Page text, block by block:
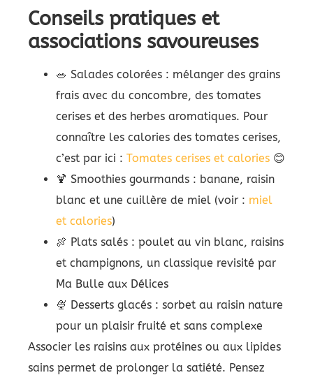
Conseils pratiques et
associations savoureuses
🥗 Salades colorées : mélanger des grains
frais avec du concombre, des tomates
cerises et des herbes aromatiques. Pour
connaître les calories des tomates cerises,
c’est par ici : Tomates cerises et calories 😊
🍹 Smoothies gourmands : banane, raisin
blanc et une cuillère de miel (voir : miel
et calories)
🍖 Plats salés : poulet au vin blanc, raisins
et champignons, un classique revisité par
Ma Bulle aux Délices
🍨 Desserts glacés : sorbet au raisin nature
pour un plaisir fruité et sans complexe
Associer les raisins aux protéines ou aux lipides
sains permet de prolonger la satiété. Pensez